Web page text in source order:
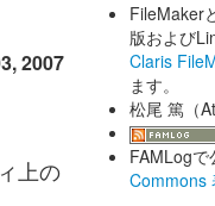
2007
上の
FileMaker
版および
Claris
ます。
松尾 篤（
FAMLog
Commons